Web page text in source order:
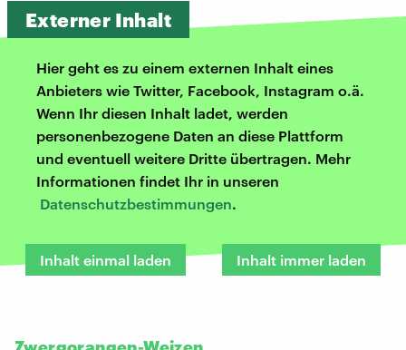
Externer Inhalt
Hier geht es zu einem externen Inhalt eines
Anbieters wie Twitter, Facebook, Instagram o.ä.
Wenn Ihr diesen Inhalt ladet, werden
personenbezogene Daten an diese Plattform
und eventuell weitere Dritte übertragen. Mehr
Informationen findet Ihr in unseren
Datenschutzbestimmungen.
Inhalt einmal laden Inhalt immer laden